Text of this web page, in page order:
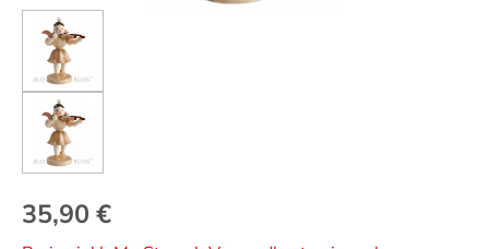
Regulärer Preis:
35,90 €